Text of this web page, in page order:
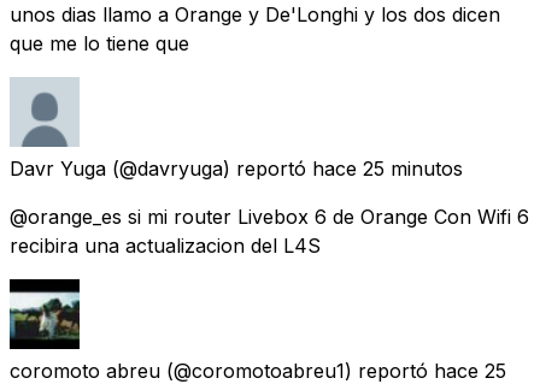
unos dias llamo a Orange y De'Longhi y los dos dicen
que me lo tiene que
Davr Yuga (@davryuga) reportó hace 25 minutos
@orange_es si mi router Livebox 6 de Orange Con Wifi 6
recibira una actualizacion del L4S
coromoto abreu (@coromotoabreu1) reportó hace 25